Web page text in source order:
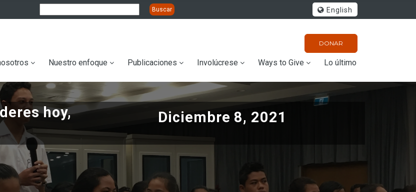
English
DONAR
Nuestro enfoque Publicaciones Involúcrese Ways to Give Lo último
hoy,
Diciembre 8, 2021